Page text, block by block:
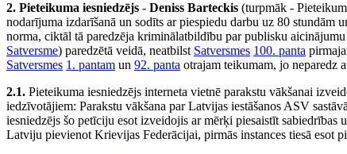
2. Pieteikuma iesniedzējs - Deniss Barteckis (turpmāk -
nodarījuma izdarīšanā un sodīts ar piespiedu darbu uz 80 stundām
norma, ciktāl tā paredzēja kriminālatbildību par publisku
Satversme) paredzētā veidā, neatbilst Satversmes 100. panta
Satversmes 1. pantam un 92. panta otrajam teikumam, jo neparedz
2.1. Pieteikuma iesniedzējs interneta vietnē parakstu vākšanai
iedzīvotājiem: Parakstu vākšana par Latvijas iestāšanos ASV
iesniedzējs šo petīciju esot izveidojis ar mērķi piesaistīt
Latviju pievienot Krievijas Federācijai, pirmās instances tiesā esot